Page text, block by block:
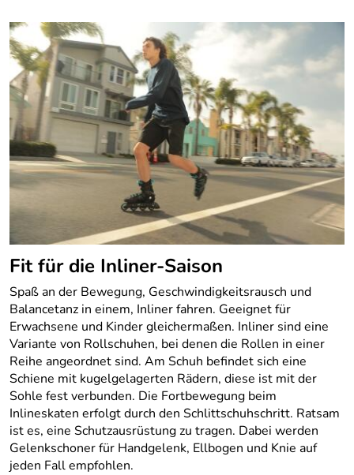
Fit für die Inliner-Saison
Spaß an der Bewegung, Geschwindigkeitsrausch und
Balancetanz in einem, Inliner fahren. Geeignet für
Erwachsene und Kinder gleichermaßen. Inliner sind eine
Variante von Rollschuhen, bei denen die Rollen in einer
Reihe angeordnet sind. Am Schuh befindet sich eine
Schiene mit kugelgelagerten Rädern, diese ist mit der
Sohle fest verbunden. Die Fortbewegung beim
Inlineskaten erfolgt durch den Schlittschuhschritt. Ratsam
ist es, eine Schutzausrüstung zu tragen. Dabei werden
Gelenkschoner für Handgelenk, Ellbogen und Knie auf
jeden Fall empfohlen.